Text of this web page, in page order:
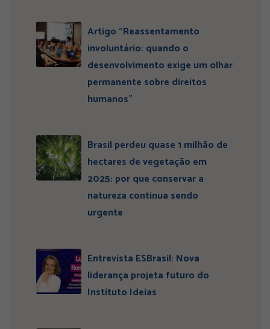
Artigo “Reassentamento
involuntário: quando o
desenvolvimento exige um olhar
permanente sobre direitos
humanos”
Brasil perdeu quase 1 milhão de
hectares de vegetação em
2025: por que conservar a
natureza continua sendo
urgente
Entrevista ESBrasil: Nova
liderança projeta futuro do
Instituto Ideias